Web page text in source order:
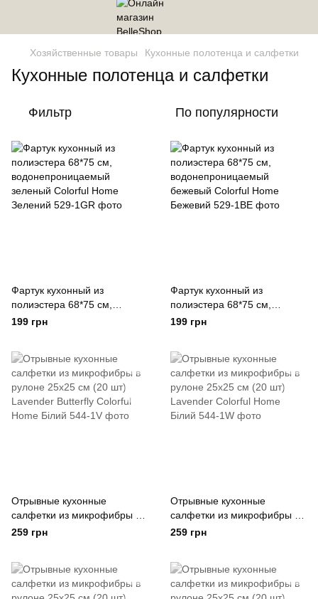
Хозяйственные товары Кухонные полотенца и салфетки
Кухонные полотенца и салфетки
Фильтр По популярности
Фартук кухонный из
полиэстера 68*75 см,
водонепроницаемый
199 грн
Фартук кухонный из
полиэстера 68*75 см,
водонепроницаемый
199 грн
Отрывные кухонные
салфетки из микрофибры в
рулоне 25х25 см (20 шт)
259 грн
Отрывные кухонные
салфетки из микрофибры в
рулоне 25х25 см (20 шт)
259 грн